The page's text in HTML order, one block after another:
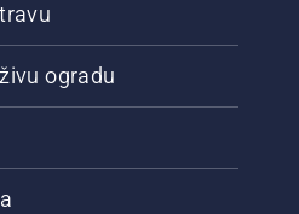
ogradu